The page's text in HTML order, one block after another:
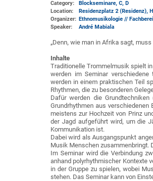
Category:
Blockseminare, C, D
Location:
Residenzplatz 2 (Residenz),
Organizer: Ethnomusikologie //
Speaker:
André Mabiala
„Denn, wie man in Afrika sagt,
Inhalte
Traditionelle Trommelmusik spielt
werden im Seminar verschiedene
werden in einem praktischen Teil
Rhythmen, die zu besonderen
Dafür werden die
Grundrhythmen aus
meistens zur Hochzeit von Prinz
der Jagd aufgeführt wird, um die
Kommunikation ist.
Dabei wird als Ausgangspunkt
Musik Menschen zusammenbringt.
Im Seminar wird die Verbindung
anhand polyrhythmischer Kontexte
in der Gruppe zu spielen, wobei
stehen. Das Seminar kann von